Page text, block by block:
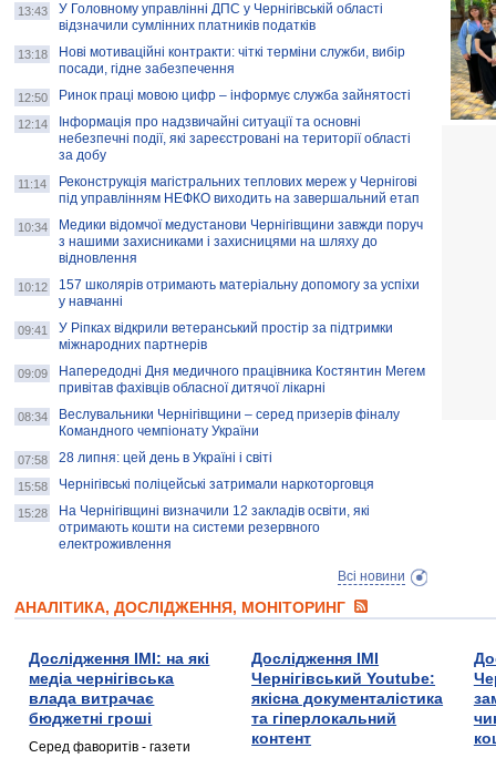
13:43
У Головному управлінні ДПС у Чернігівській області
відзначили сумлінних платників податків
13:18
Нові мотиваційні контракти: чіткі терміни служби, вибір
посади, гідне забезпечення
12:50 Ринок праці мовою цифр – інформує служба зайнятості
12:14
Інформація про надзвичайні ситуації та основні
небезпечні події, які зареєстровані на території області
за добу
11:14
Реконструкція магістральних теплових мереж у Чернігові
під управлінням НЕФКО виходить на завершальний етап
10:34
Медики відомчої медустанови Чернігівщини завжди поруч
з нашими захисниками і захисницями на шляху до
відновлення
10:12
157 школярів отримають матеріальну допомогу за успіхи
у навчанні
09:41
У Ріпках відкрили ветеранський простір за підтримки
міжнародних партнерів
09:09
Напередодні Дня медичного працівника Костянтин Мегем
привітав фахівців обласної дитячої лікарні
08:34
Веслувальники Чернігівщини – серед призерів фіналу
Командного чемпіонату України
07:58 28 липня: цей день в Україні і світі
15:58 Чернігівські поліцейські затримали наркоторговця
15:28
На Чернігівщині визначили 12 закладів освіти, які
отримають кошти на системи резервного
електроживлення
Всі новини
АНАЛІТИКА, ДОСЛІДЖЕННЯ, МОНІТОРИНГ
Дослідження ІМІ: на які
медіа чернігівська
влада витрачає
бюджетні гроші
Серед фаворитів - газети
Дослідження ІМІ
Чернігівський Youtube:
якісна документалістика
та гіперлокальний
контент